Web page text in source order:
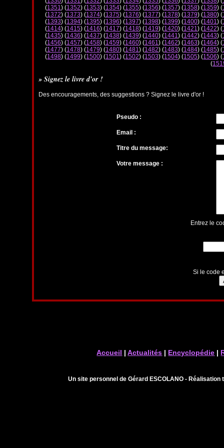
(1351) (1352) (1353) (1354) (1355) (1356) (1357) (1358) (1359) (
(1372) (1373) (1374) (1375) (1376) (1377) (1378) (1379) (1380) (
(1393) (1394) (1395) (1396) (1397) (1398) (1399) (1400) (1401) (
(1414) (1415) (1416) (1417) (1418) (1419) (1420) (1421) (1422) (
(1435) (1436) (1437) (1438) (1439) (1440) (1441) (1442) (1443) (
(1456) (1457) (1458) (1459) (1460) (1461) (1462) (1463) (1464) (
(1477) (1478) (1479) (1480) (1481) (1482) (1483) (1484) (1485) (
(1498) (1499) (1500) (1501) (1502) (1503) (1504) (1505) (1506) (
(
» Signez le livre d'or !
Des encouragements, des suggestions ? Signez le livre d'or !
Pseudo :
Email :
Titre du message:
Votre message :
Entrez le
Si le code
Accueil |Actualités | Encyclopédie |
Un site personnel de Gérard ESCOLANO -